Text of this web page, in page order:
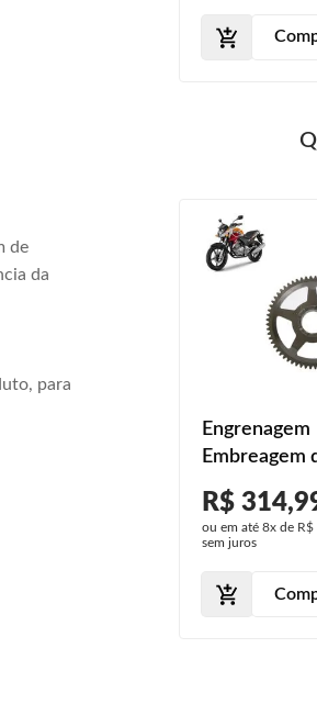
de
da
para
Engrenagem
Embreagem
Partida CB
Limited 2014
R$
ou em até 8x de R$
sem juros